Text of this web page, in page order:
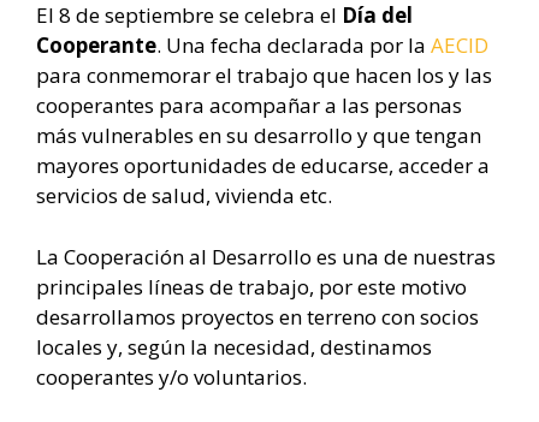
El 8 de septiembre se celebra el Día del
Cooperante. Una fecha declarada por la AECID
para conmemorar el trabajo que hacen los y las
cooperantes para acompañar a las personas
más vulnerables en su desarrollo y que tengan
mayores oportunidades de educarse, acceder a
servicios de salud, vivienda etc.
La Cooperación al Desarrollo es una de nuestras
principales líneas de trabajo, por este motivo
desarrollamos proyectos en terreno con socios
locales y, según la necesidad, destinamos
cooperantes y/o voluntarios.